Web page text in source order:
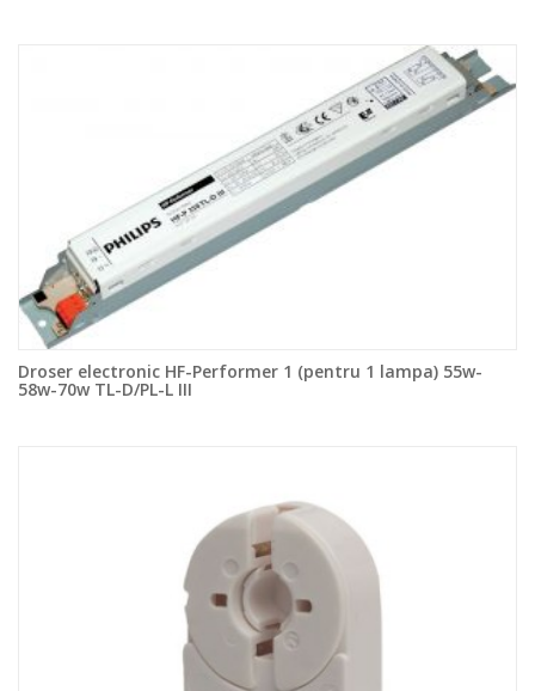
Droser electronic HF-Performer 1 (pentru 1 lampa) 55w-
58w-70w TL-D/PL-L III